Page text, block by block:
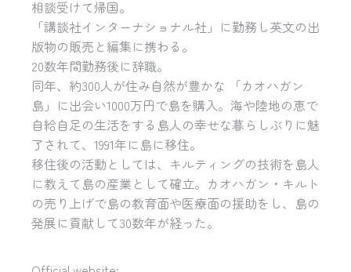
相談受けて帰国。
「講談社インターナショナル社」に勤務し英文の出
版物の販売と編集に携わる。
20数年間勤務後に辞職。
同年、約300人が住み自然が豊かな 「カオハガン
島」に出会い1000万円で島を購入。海や陸地の恵で
自給自足の生活をする島人の幸せな暮らしぶりに魅
了されて、1991年に島に移住。
移住後の活動としては、キルティングの技術を島人
に教えて島の産業として確立。カオハガン・キルト
の売り上げで島の教育面や医療面の援助をし、島の
発展に貢献して30数年が経った。